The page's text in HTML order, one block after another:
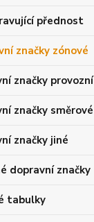
přednost
značky zónové
značky provozní
značky směrové
značky jiné
dopravní značky
tabulky